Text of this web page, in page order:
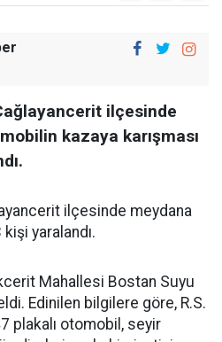
ilçesinde
kazaya karışması
ilçesinde meydana
yaralandı.
Mahallesi Bostan Suyu
Edinilen bilgilere göre, R.S.
plakalı otomobil, seyir